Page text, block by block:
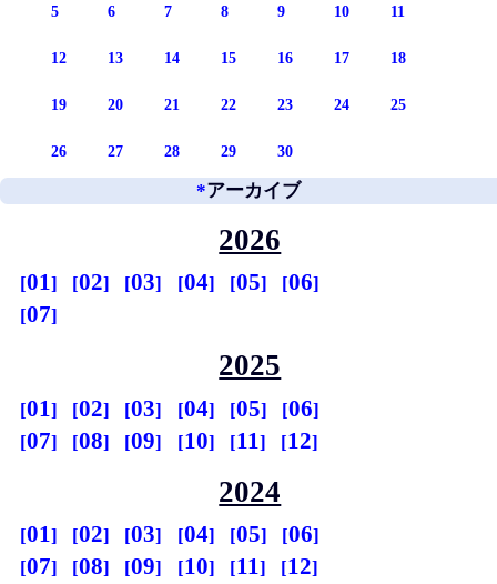
5 6 7 8 9 10 11
12 13 14 15 16 17 18
19 20 21 22 23 24 25
26 27 28 29 30
*アーカイブ
2026
01 02 03 04 05
06
07
2025
01 02 03 04 05
06
07
08 09 10 11 12
2024
01 02 03 04 05
06
07
08 09 10 11 12